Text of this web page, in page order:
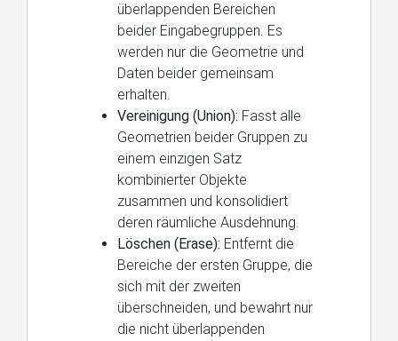
überlappenden Bereichen
beider Eingabegruppen. Es
werden nur die Geometrie und
Daten beider gemeinsam
erhalten.
Vereinigung (Union): Fasst alle
Geometrien beider Gruppen zu
einem einzigen Satz
kombinierter Objekte
zusammen und konsolidiert
deren räumliche Ausdehnung.
Löschen (Erase): Entfernt die
Bereiche der ersten Gruppe, die
sich mit der zweiten
überschneiden, und bewahrt nur
die nicht überlappenden